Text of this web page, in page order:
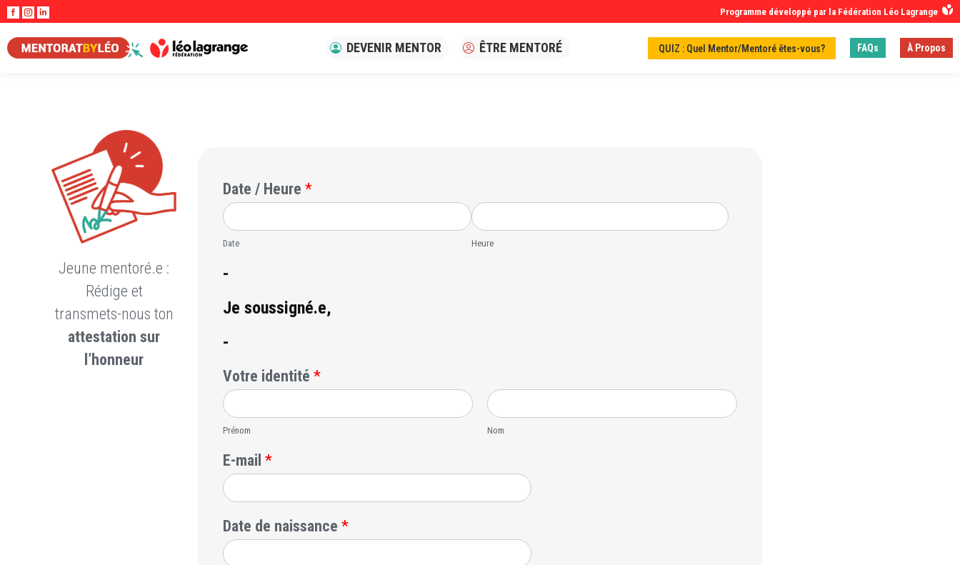
La
Facebook
s'ouvre
La
Instagram
s'ouvre
La
LinkedIn
s'ouvre
Programme développé par la Fédération Léo Lagrange
DEVENIR MENTOR ÊTRE MENTORÉ QUIZ : Quel Mentor/Mentoré êtes-vous? FAQs À Propos
Jeune mentoré.e :
Rédige et
transmets-nous ton
attestation sur
l’honneur
Date / Heure *
Date Heure
-
Je soussigné.e,
-
Votre identité *
Prénom Nom
E-mail *
Date de naissance *